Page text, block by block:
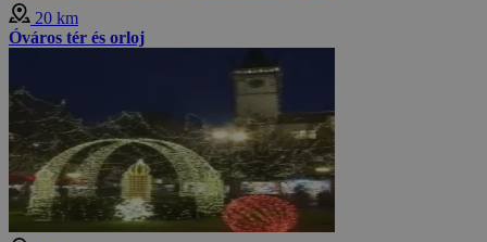
20 km
Óváros tér és orloj